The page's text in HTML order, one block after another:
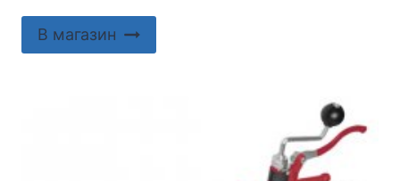
В магазин